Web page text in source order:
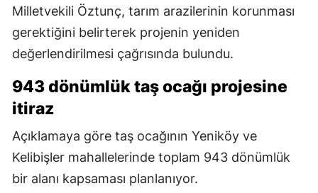
Milletvekili Öztunç, tarım arazilerinin korunması
gerektiğini belirterek projenin yeniden
değerlendirilmesi çağrısında bulundu.
943 dönümlük taş ocağı projesine
itiraz
Açıklamaya göre taş ocağının Yeniköy ve
Kelibişler mahallelerinde toplam 943 dönümlük
bir alanı kapsaması planlanıyor.